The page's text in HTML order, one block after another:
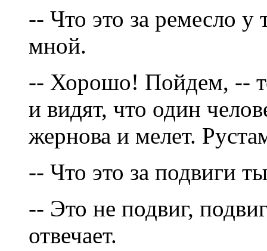
-- Что это за ремесло у
мной.
-- Хорошо! Пойдем, --
и видят, что один
жернова и мелет.
-- Что это за подвиги
-- Это не подвиг,
отвечает.